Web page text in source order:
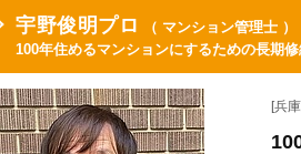
宇野俊明プロ
（ マンション管理士 ）
100年住めるマンションにするための長期
[兵